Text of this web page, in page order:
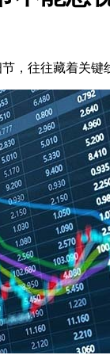
，往往藏着关键